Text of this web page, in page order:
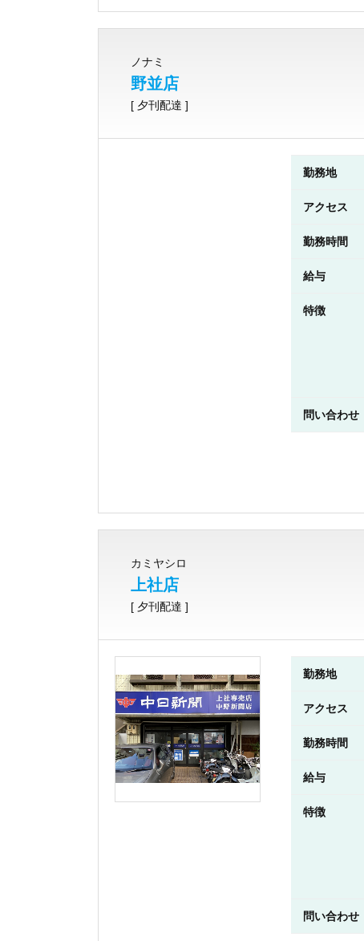
ノナミ
野並店
[ 夕刊配達 ]
勤務地
アクセス
勤務時間
給与
特徴
問い合わせ
カミヤシロ
上社店
[ 夕刊配達 ]
勤務地
アクセス
勤務時間
給与
特徴
問い合わせ